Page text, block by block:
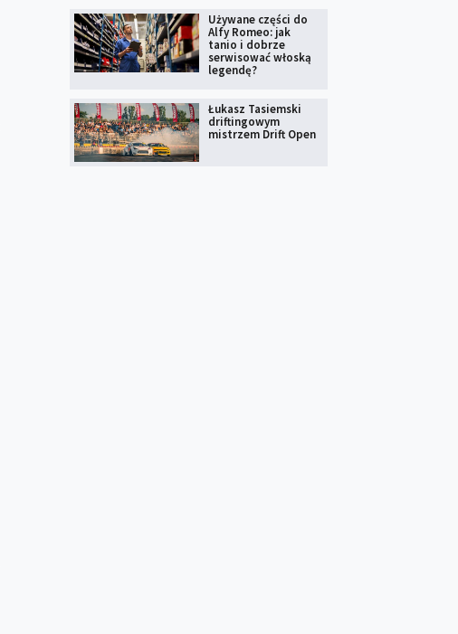
Używane części do
Alfy Romeo: jak
tanio i dobrze
serwisować włoską
legendę?
Łukasz Tasiemski
driftingowym
mistrzem Drift Open